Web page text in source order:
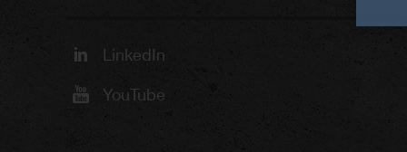
LinkedIn
YouTube